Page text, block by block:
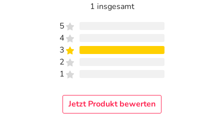
1 insgesamt
5
4
3
2
1
Jetzt Produkt bewerten